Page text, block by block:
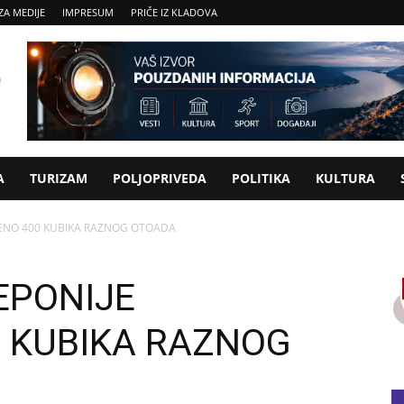
MEDIJE IMPRESUM PRIČE IZ KLADOVA
TURIZAM POLJOPRIVEDA POLITIKA KULTURA
400 KUBIKA RAZNOG OTOADA
RAZNOG